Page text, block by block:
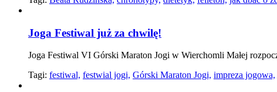
Joga Festiwal już za chwilę!
Joga Festiwal VI Górski Maraton Jogi w Wierchomli Małej
Tagi: festiwal, festwial jogi, Górski Maraton Jogi, impreza jogowa,